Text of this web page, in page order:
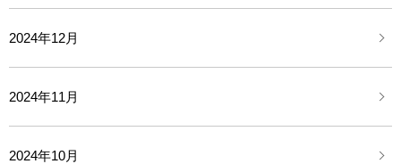
2024年12月
2024年11月
2024年10月